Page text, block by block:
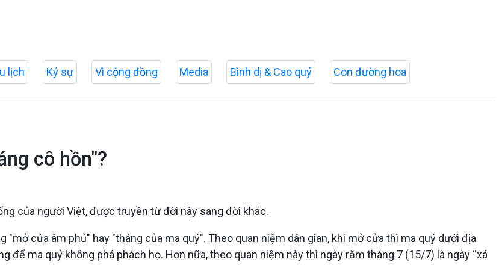
lịch Ký sự Vì cộng đồng Media Bình dị & Cao quý Con đường hoa
cô hồn"?
của người Việt, được truyền từ đời này sang đời khác.
cửa âm phủ" hay "tháng của ma quỷ". Theo quan niệm dân gian, khi mở cửa thì ma quỷ dưới địa
để ma quỷ không phá phách họ. Hơn nữa, theo quan niệm này thì ngày rằm tháng 7 (15/7) là ngày “xá